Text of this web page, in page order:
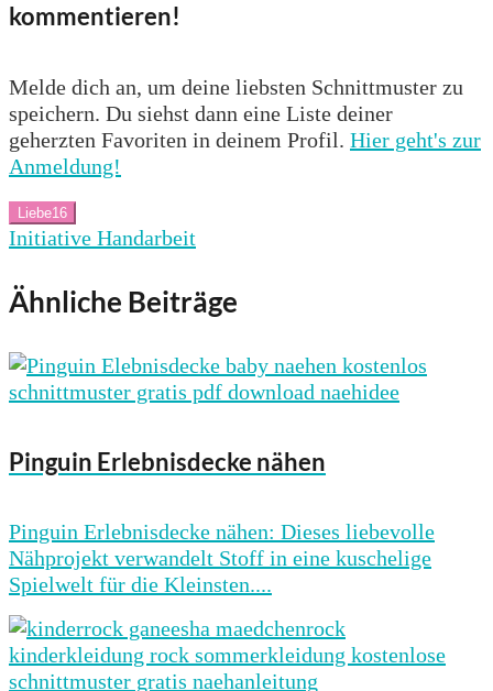
kommentieren!
Melde dich an, um deine liebsten Schnittmuster zu
speichern. Du siehst dann eine Liste deiner
geherzten Favoriten in deinem Profil. Hier geht's zur
Anmeldung!
Liebe16
Initiative Handarbeit
Ähnliche Beiträge
Pinguin Erlebnisdecke nähen
Pinguin Erlebnisdecke nähen: Dieses liebevolle
Nähprojekt verwandelt Stoff in eine kuschelige
Spielwelt für die Kleinsten....